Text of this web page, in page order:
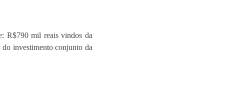
R$790 mil reais vindos da
investimento conjunto da